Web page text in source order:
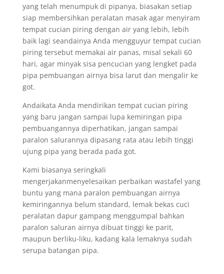
yang telah menumpuk di pipanya, biasakan setiap
siap membersihkan peralatan masak agar menyiram
tempat cucian piring dengan air yang lebih, lebih
baik lagi seandainya Anda mengguyur tempat cucian
piring tersebut memakai air panas, misal sekali 60
hari, agar minyak sisa pencucian yang lengket pada
pipa pembuangan airnya bisa larut dan mengalir ke
got.
Andaikata Anda mendirikan tempat cucian piring
yang baru jangan sampai lupa kemiringan pipa
pembuangannya diperhatikan, jangan sampai
paralon salurannya dipasang rata atau lebih tinggi
ujung pipa yang berada pada got.
Kami biasanya seringkali
mengerjakanmenyelesaikan perbaikan wastafel yang
buntu yang mana paralon pembuangan airnya
kemiringannya belum standard, lemak bekas cuci
peralatan dapur gampang menggumpal bahkan
paralon saluran airnya dibuat tinggi ke parit,
maupun berliku-liku, kadang kala lemaknya sudah
serupa batangan pipa.